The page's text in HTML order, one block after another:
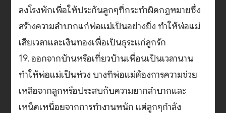
ลงโรงพักเพื่อให้ประกันลูกๆที่กระทำผิดกฎหมายซึ่ง
สร้างความลำบากแก่พ่อแม่เป็นอย่างยิ่ง ทำให้พ่อแม่
เสียเวลาและเงินทองเพื่อเป็นธุระแก่ลูกรัก
19. ออกจากบ้านหรือเที่ยวบ้านเพื่อนเป็นเวลานาน
ทำให้พ่อแม่เป็นห่วง บางทีพ่อแม่ต้องการความช่วย
เหลือจากลูกหรือประสบกับความยากลำบากและ
เหน็ดเหนื่อยจากการทำงานหนัก แต่ลูกๆกำลัง